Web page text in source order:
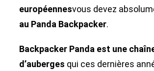
européennesvous devez
au Panda Backpacker.
Backpacker Panda est une
d’auberges qui ces dernières